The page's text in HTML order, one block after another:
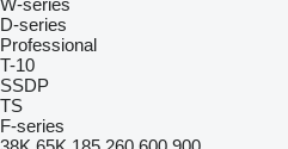
W-series
D-series
Professional
T-10
SSDP
TS
F-series